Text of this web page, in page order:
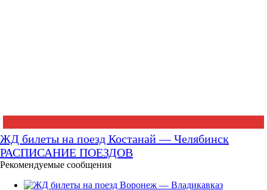
ЖД билеты на поезд Костанай — Челябинск
РАСПИСАНИЕ ПОЕЗДОВ
Рекомендуемые сообщения